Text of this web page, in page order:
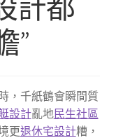
計都
”
，千紙鶴會瞬間質
設計亂地民生社區
更退休宅設計糟，